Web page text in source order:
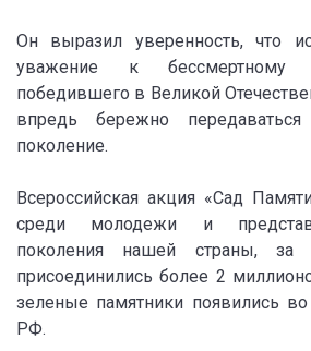
Он выразил уверенность, что
уважение к бессмертному
победившего в Великой
впредь бережно
поколение.
Всероссийская акция «Сад
среди молодежи и
поколения нашей страны,
присоединились более 2
зеленые памятники появились
РФ.